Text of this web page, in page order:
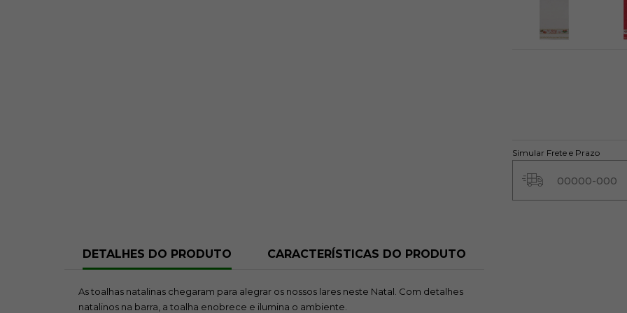
Simular Frete e Prazo
DETALHES DO PRODUTO CARACTERÍSTICAS DO PRODUTO
As toalhas natalinas chegaram para alegrar os nossos lares neste Natal. Com detalhes
natalinos na barra, a toalha enobrece e ilumina o ambiente.